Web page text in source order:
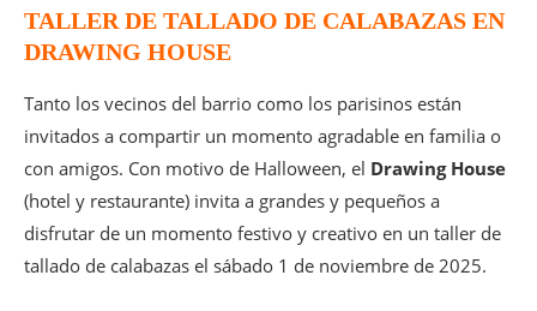
TALLER DE TALLADO DE CALABAZAS EN
DRAWING HOUSE
Tanto los vecinos del barrio como los parisinos están
invitados a compartir un momento agradable en familia o
con amigos. Con motivo de Halloween, el Drawing House
(hotel y restaurante) invita a grandes y pequeños a
disfrutar de un momento festivo y creativo en un taller de
tallado de calabazas el sábado 1 de noviembre de 2025.